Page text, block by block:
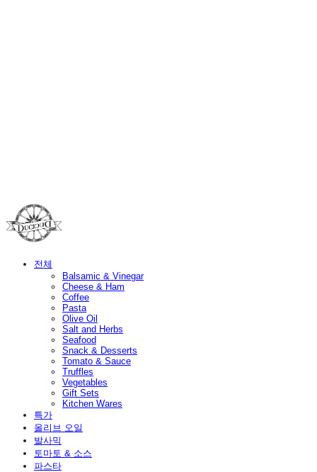
전체
Balsamic & Vinegar
Cheese & Ham
Coffee
Pasta
Olive Oil
Salt and Herbs
Seafood
Snack & Desserts
Tomato & Sauce
Truffles
Vegetables
Gift Sets
Kitchen Wares
특가
올리브 오일
발사믹
토마토 & 소스
파스타